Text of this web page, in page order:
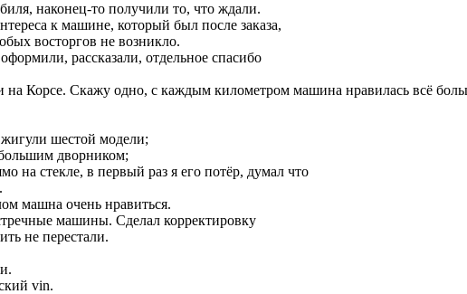
наконец-то получили то, что ждали.
к машине, который был после заказа,
восторгов не возникло.
рассказали, отдельное спасибо
Корсе. Скажу одно, с каждым километром машина нравилась всё
жигули шестой модели;
дворником;
на стекле, в первый раз я его потёр, думал что
машна очень нравиться.
машины. Сделал корректировку
не перестали.
vin.